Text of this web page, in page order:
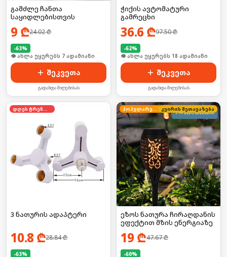
გამძლე ჩანთა
საყიდლებისთვის
9 ₾24.02₾
-63%
🛒 ბოლო 24სთ-ში იყიდა 14-მა
შეკვეთა
გადახდა მიღებისას
ჭიქის ავტომატური
გამრეცხი
36.6 ₾97.50₾
-62%
🛒 ბოლო 24სთ-ში იყიდა 28-მა
შეკვეთა
გადახდა მიღებისას
3 ნათურის ადაპტერი
10.8 ₾28.84₾
-63%
კვირის შეთავაზება
ეზოს ნათურა ჩირაღდანის
ეფექტით მზის ენერგიაზე
19 ₾47.67₾
-60%